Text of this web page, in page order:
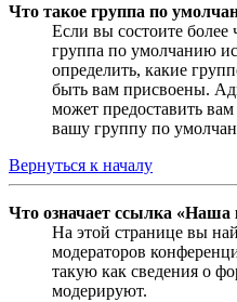
Что такое группа по
Если вы состоите
группа по умолчанию
определить, какие
быть вам присвоены.
может предоставить
вашу группу по
Вернуться к началу
Что означает ссылка «Наша
На этой странице вы
модераторов
такую как сведения о
модерируют.